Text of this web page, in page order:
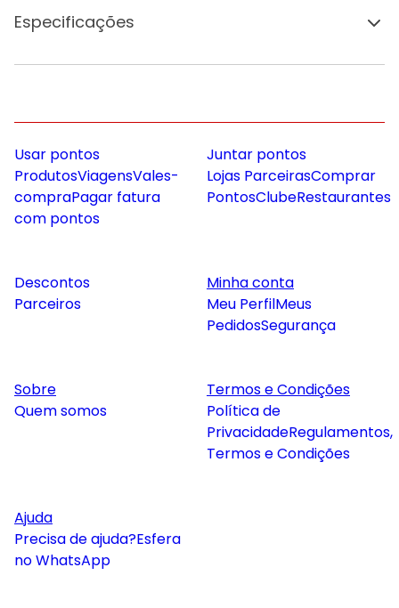
Especificações
Usar pontos
ProdutosViagensVales-
compraPagar fatura
com pontos
Juntar pontos
Lojas ParceirasComprar
PontosClubeRestaurantes
Descontos
Parceiros
Minha conta
Meu PerfilMeus
PedidosSegurança
Sobre
Quem somos
Termos e Condições
Política de
PrivacidadeRegulamentos,
Termos e Condições
Ajuda
Precisa de ajuda?Esfera
no WhatsApp